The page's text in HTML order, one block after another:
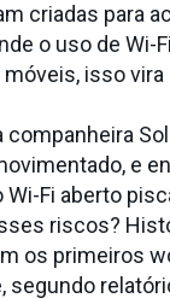
criadas para
o uso de Wi-
isso
e
Fi aberto
riscos?
os primeiros